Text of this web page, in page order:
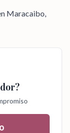
Maracaibo,